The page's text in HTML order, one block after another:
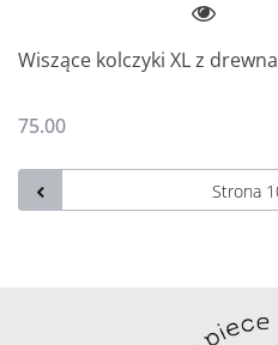
Wiszące kolczyki XL z drewna
75.00